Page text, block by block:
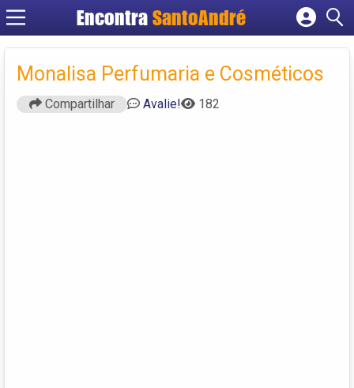
Encontra SantoAndré
Cadastrar empresa
Criar conta
Monalisa Perfumaria e Cosméticos
Compartilhar Avalie! 182